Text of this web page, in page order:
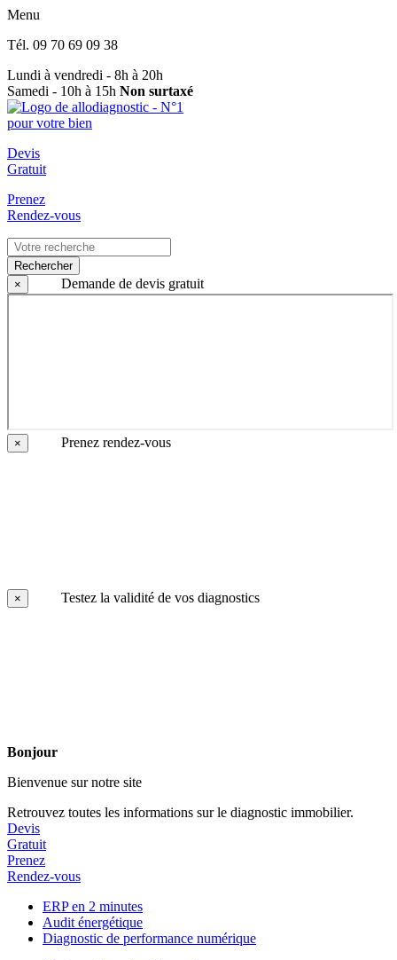
Menu
Tél. 09 70 69 09 38
Lundi à vendredi - 8h à 20h
Samedi - 10h à 15h Non surtaxé
Devis
Gratuit
Prenez
Rendez-vous
Rechercher
×
Demande de devis gratuit
× Prenez rendez-vous
× Testez la validité de vos diagnostics
Bonjour
Bienvenue sur notre site
Retrouvez toutes les informations sur le diagnostic immobilier.
Devis
Gratuit
Prenez
Rendez-vous
ERP en 2 minutes
Audit énergétique
Diagnostic de performance numérique